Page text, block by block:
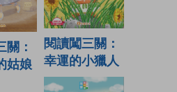
關：
姑娘
閱讀闖三關：
幸運的小獵人